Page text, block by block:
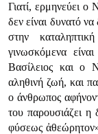
Γιατί, ερμηνεύει
δεν είναι δυνατό
στην
γινωσκόμενα
Βασίλειος και ο
αληθινή ζωή, και
ο άνθρωπος
του παρουσιάζει η
φύσεως